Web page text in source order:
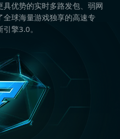
优势的实时多路发包、弱网
球海量游戏独享的高速专
擎3.0。